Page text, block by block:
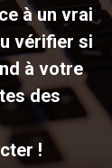
à un vrai
vérifier si
à votre
des
!